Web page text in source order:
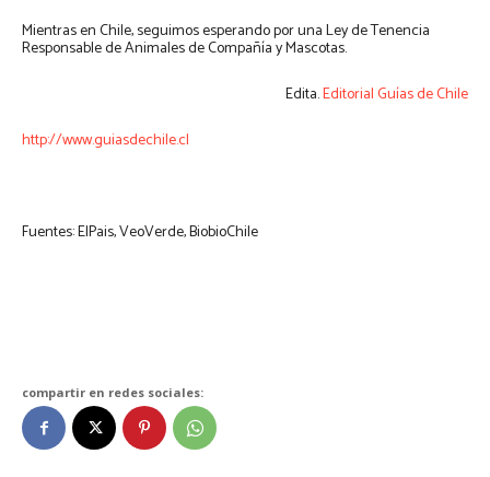
Mientras en Chile, seguimos esperando por una Ley de Tenencia
Responsable de Animales de Compañía y Mascotas.
Edita.Editorial Guías de Chile
http://www.guiasdechile.cl
Fuentes: ElPais, VeoVerde, BiobioChile
compartir en redes sociales: